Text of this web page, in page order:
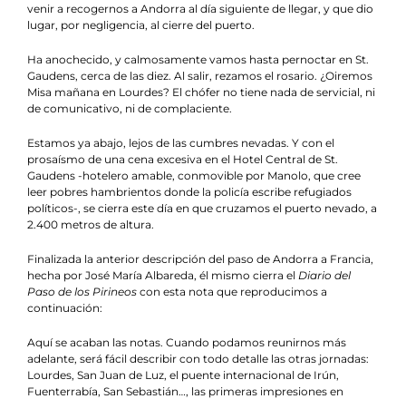
venir a recogernos a Andorra al día siguiente de llegar, y que dio
lugar, por negligencia, al cierre del puerto.
Ha anochecido, y calmosamente vamos hasta pernoctar en St.
Gaudens, cerca de las diez. Al salir, rezamos el rosario. ¿Oiremos
Misa mañana en Lourdes? El chófer no tiene nada de servicial, ni
de comunicativo, ni de complaciente.
Estamos ya abajo, lejos de las cumbres nevadas. Y con el
prosaísmo de una cena excesiva en el Hotel Central de St.
Gaudens -hotelero amable, conmovible por Manolo, que cree
leer pobres hambrientos donde la policía escribe refugiados
políticos-, se cierra este día en que cruzamos el puerto nevado, a
2.400 metros de altura.
Finalizada la anterior descripción del paso de Andorra a Francia,
hecha por José María Albareda, él mismo cierra el Diario del
Paso de los Pirineos con esta nota que reproducimos a
continuación:
Aquí se acaban las notas. Cuando podamos reunirnos más
adelante, será fácil describir con todo detalle las otras jornadas:
Lourdes, San Juan de Luz, el puente internacional de Irún,
Fuenterrabía, San Sebastián…, las primeras impresiones en